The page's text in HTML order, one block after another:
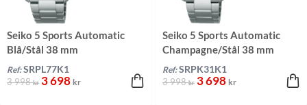
Seiko 5 Sports Automatic
Blå/Stål 38 mm
Ref: SRPL77K1
3 998kr 3 698 kr
Seiko 5 Sports Automatic
Champagne/Stål 38 mm
Ref: SRPK31K1
3 998kr 3 698 kr